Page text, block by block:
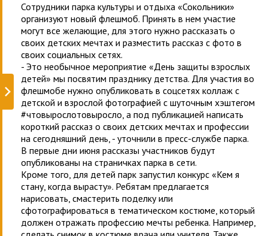
Сотрудники парка культуры и отдыха «Сокольники»
организуют новый флешмоб. Принять в нем участие
могут все желающие, для этого нужно рассказать о
своих детских мечтах и разместить рассказ с фото в
своих социальных сетях.
- Это необычное мероприятие «День защиты взрослых
детей» мы посвятим празднику детства. Для участия во
флешмобе нужно опубликовать в соцсетях коллаж с
детской и взрослой фотографией с шуточным хэштегом
#чтовырослотовыросло, а под публикацией написать
короткий рассказ о своих детских мечтах и профессии
на сегодняшний день, - уточнили в пресс-службе парка.
В первые дни июня рассказы участников будут
опубликованы на страничках парка в сети.
Кроме того, для детей парк запустил конкурс «Кем я
стану, когда вырасту». Ребятам предлагается
нарисовать, смастерить поделку или
сфотографироваться в тематическом костюме, который
должен отражать профессию мечты ребенка. Например,